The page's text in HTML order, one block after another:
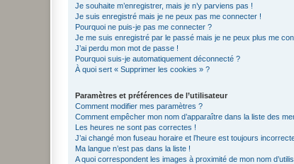
Je souhaite m’enregistrer, mais je n’y parviens pas !
Je suis enregistré mais je ne peux pas me connecter !
Pourquoi ne puis-je pas me connecter ?
Je me suis enregistré par le passé mais je ne peux plus me
J’ai perdu mon mot de passe !
Pourquoi suis-je automatiquement déconnecté ?
À quoi sert « Supprimer les cookies » ?
Paramètres et préférences de l’utilisateur
Comment modifier mes paramètres ?
Comment empêcher mon nom d’apparaître dans la liste des
Les heures ne sont pas correctes !
J’ai changé mon fuseau horaire et l’heure est toujours
Ma langue n’est pas dans la liste !
A quoi correspondent les images à proximité de mon nom